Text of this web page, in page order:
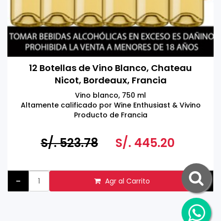
12 Botellas de Vino Blanco, Chateau
Nicot, Bordeaux, Francia
Vino blanco, 750 ml
Altamente calificado por Wine Enthusiast & Vivino
Producto de Francia
Prohibida la venta a menores de 18 años.
S/. 523.78 S/. 445.20
- Agr al Carrito +